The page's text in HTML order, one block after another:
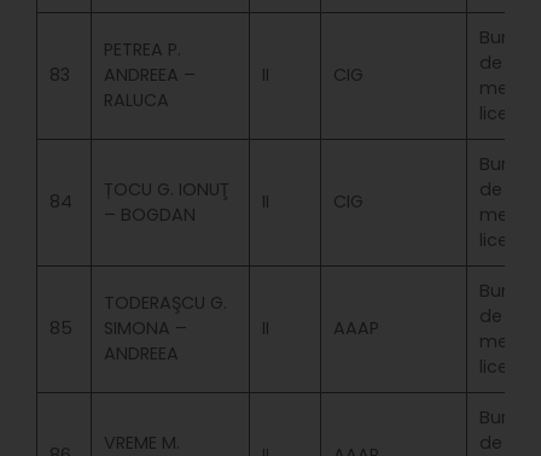
83
PETREA P.
ANDREEA –
RALUCA
II CIG
Bursa
de
merit
licenta
84
ȚOCU G. IONUŢ
– BOGDAN
II CIG
Bursa
de
merit
licenta
85
TODERAŞCU G.
SIMONA –
ANDREEA
II AAAP
Bursa
de
merit
licenta
VREME M.
Bursa
de